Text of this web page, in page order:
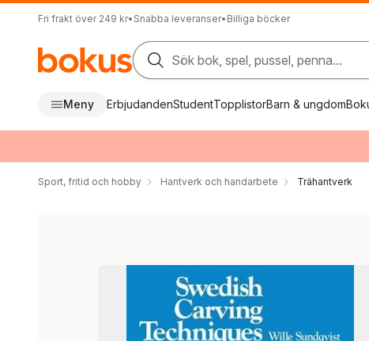
Fri frakt över 249 kr• Snabba leveranser• Billiga böcker
Sök bok, spel, pussel, penna...
Meny ErbjudandenStudentTopplistorBarn & ungdom
Sport, fritid och hobby Hantverk och handarbete Trähantverk